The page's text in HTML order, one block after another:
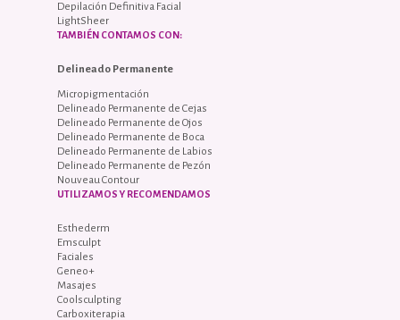
Depilación Definitiva Facial
LightSheer
TAMBIÉN CONTAMOS CON:
Delineado Permanente
Micropigmentación
Delineado Permanente de Cejas
Delineado Permanente de Ojos
Delineado Permanente de Boca
Delineado Permanente de Labios
Delineado Permanente de Pezón
Nouveau Contour
UTILIZAMOS Y RECOMENDAMOS
Esthederm
Emsculpt
Faciales
Geneo+
Masajes
Coolsculpting
Carboxiterapia